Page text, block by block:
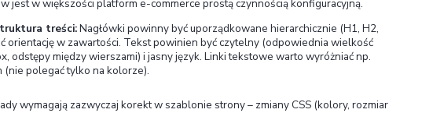
Podsumowując, WCAG 2.2poszerza istniejące zasadyo elementy
i obsługę na nowych urządzeniach. Zwiększa nacisk na potrzeby
zaburzeniami uczenia się, równocześnie zachowując zgodność